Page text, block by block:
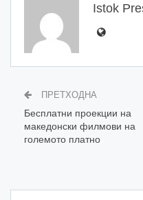
Istok
ПРЕТХОДНА
Бесплатни проекции на
македонски филмови на
големото платно